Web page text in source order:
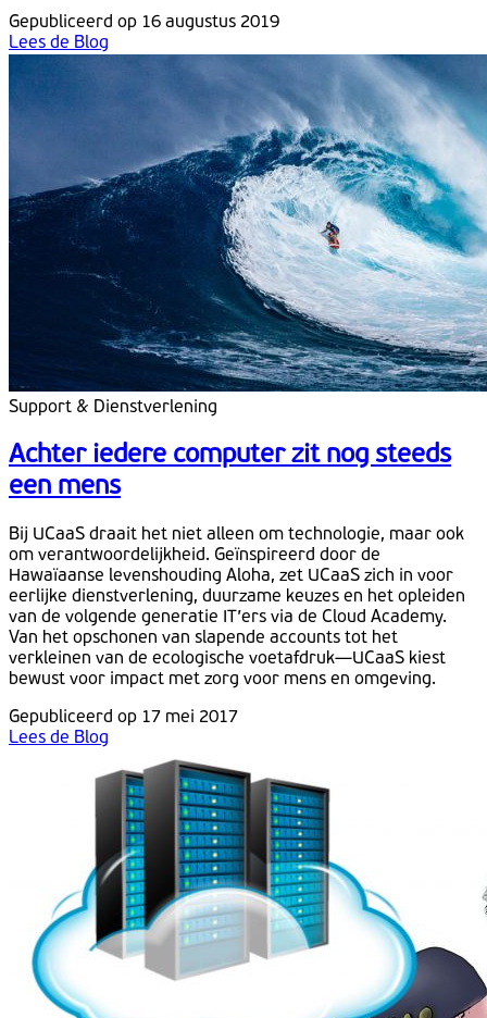
Gepubliceerd op 16 augustus 2019
Lees de Blog
Support & Dienstverlening
Achter iedere computer zit nog steeds
een mens
Bij UCaaS draait het niet alleen om technologie, maar ook
om verantwoordelijkheid. Geïnspireerd door de
Hawaïaanse levenshouding Aloha, zet UCaaS zich in voor
eerlijke dienstverlening, duurzame keuzes en het opleiden
van de volgende generatie IT’ers via de Cloud Academy.
Van het opschonen van slapende accounts tot het
verkleinen van de ecologische voetafdruk—UCaaS kiest
bewust voor impact met zorg voor mens en omgeving.
Gepubliceerd op 17 mei 2017
Lees de Blog